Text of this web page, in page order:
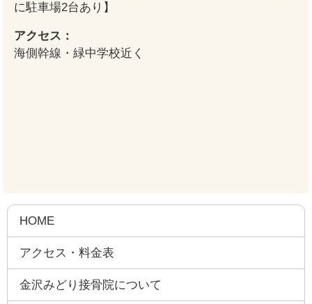
に駐車場2台あり】
アクセス：
海側幹線・緑中学校近く
HOME
アクセス・料金表
金沢みどり接骨院について